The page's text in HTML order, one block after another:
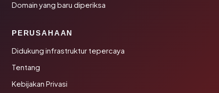
Domain yang baru diperiksa
PERUSAHAAN
Didukung infrastruktur tepercaya
Tentang
Kebijakan Privasi